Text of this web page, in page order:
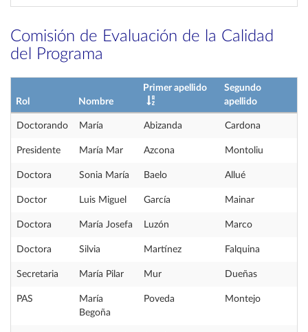
Comisión de Evaluación de la Calidad
del Programa
Rol Nombre
Primer apellido
Segundo
apellido
Doctorando María Abizanda Cardona
Presidente María Mar Azcona Montoliu
Doctora Sonia María Baelo Allué
Doctor Luis Miguel García Mainar
Doctora María Josefa Luzón Marco
Doctora Silvia Martínez Falquina
Secretaria María Pilar Mur Dueñas
PAS
María
Begoña
Poveda Montejo